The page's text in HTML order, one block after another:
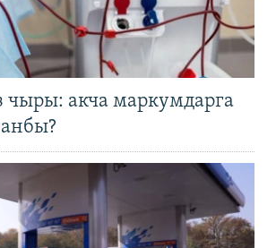
чыры: акча маркумдарга